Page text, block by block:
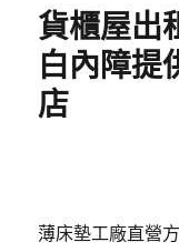
貨櫃屋出
白內障提
店
薄床墊工廠直營